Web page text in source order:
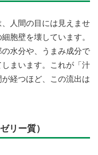
人間の目には見えませ
胞壁を壊しています。
水分や、うまみ成分で
まいます。これが「汁
経つほど、この流出は
リー質）